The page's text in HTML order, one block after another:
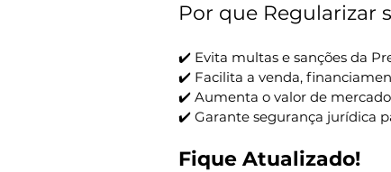
Por que Regularizar
✔️ Evita multas e sanções da
✔️ Facilita a venda,
✔️ Aumenta o valor de
✔️ Garante segurança jurídica
Fique Atualizado!